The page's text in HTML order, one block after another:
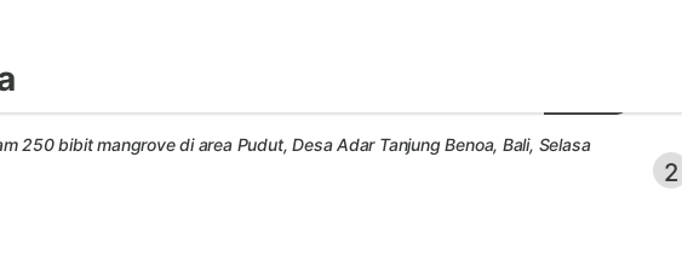
250 bibit mangrove di area Pudut, Desa Adar Tanjung Benoa, Bali, Selasa
2